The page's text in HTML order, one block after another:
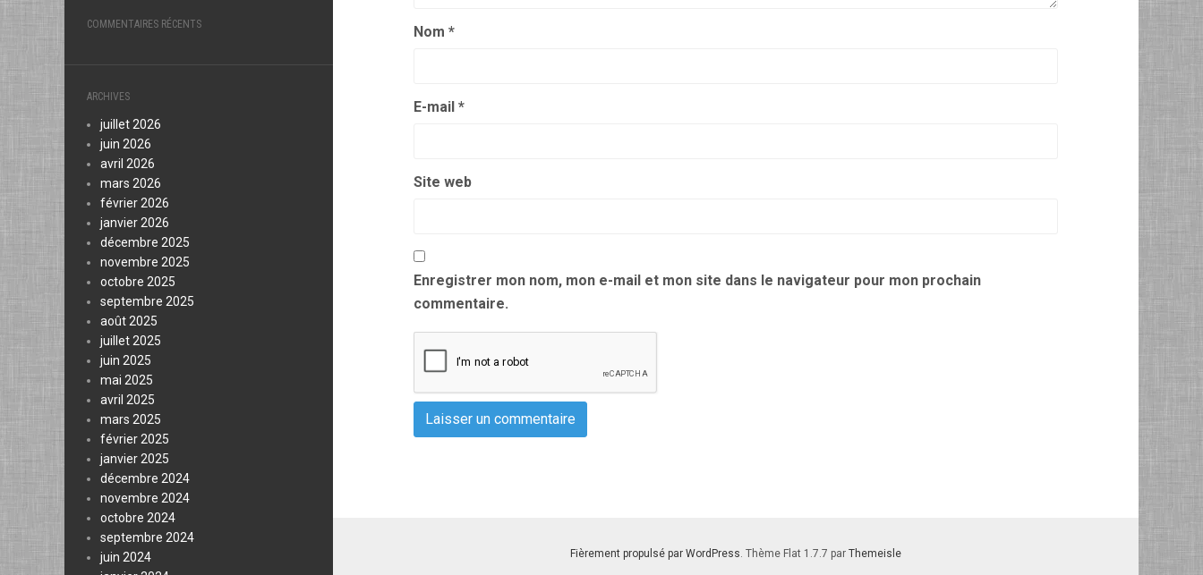
COMMENTAIRES RÉCENTS
ARCHIVES
juillet 2026
juin 2026
avril 2026
mars 2026
février 2026
janvier 2026
décembre 2025
novembre 2025
octobre 2025
septembre 2025
août 2025
juillet 2025
juin 2025
mai 2025
avril 2025
mars 2025
février 2025
janvier 2025
décembre 2024
novembre 2024
octobre 2024
septembre 2024
juin 2024
Nom *
E-mail *
Site web
Enregistrer mon nom, mon e-mail et mon site dans le navigateur pour mon prochain
commentaire.
Fièrement propulsé par WordPress. Thème Flat 1.7.7 par Themeisle